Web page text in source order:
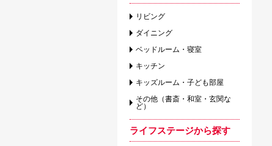
リビング
ダイニング
ベッドルーム・寝室
キッチン
キッズルーム・子ども部屋
その他（書斎・和室・玄関な
ど）
ライフステージから探す